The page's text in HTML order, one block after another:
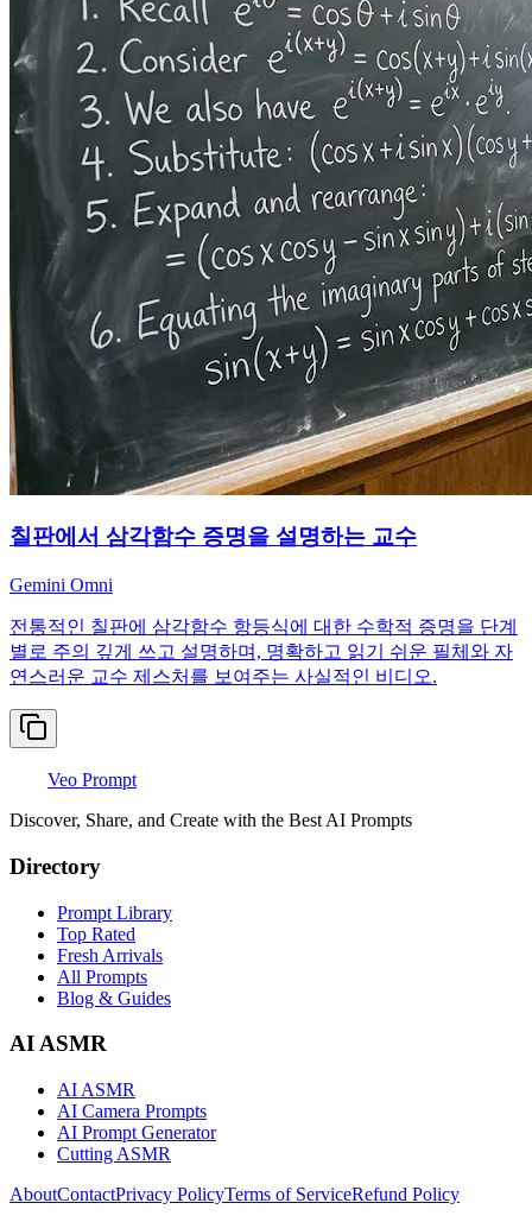
칠판에서 삼각함수 증명을 설명하는 교수
Gemini Omni
전통적인 칠판에 삼각함수 항등식에 대한 수학적 증명을 단계
별로 주의 깊게 쓰고 설명하며, 명확하고 읽기 쉬운 필체와 자
연스러운 교수 제스처를 보여주는 사실적인 비디오.
Veo Prompt
Discover, Share, and Create with the Best AI Prompts
Directory
Prompt Library
Top Rated
Fresh Arrivals
All Prompts
Blog & Guides
AI ASMR
AI ASMR
AI Camera Prompts
AI Prompt Generator
Cutting ASMR
AboutContactPrivacy PolicyTerms of ServiceRefund Policy